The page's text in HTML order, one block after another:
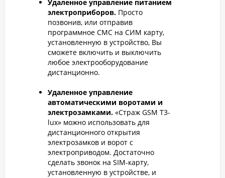
Удаленное управление питанием
электроприборов. Просто
позвонив, или отправив
программное СМС на СИМ карту,
установленную в устройство, Вы
сможете включить и выключить
любое электрооборудование
дистанционно.
Удаленное управление
автоматическими воротами и
электрозамками. «Страж GSM T3-
lux» можно использовать для
дистанционного открытия
электрозамков и ворот с
электроприводом. Достаточно
сделать звонок на SIM-карту,
установленную в устройстве, и